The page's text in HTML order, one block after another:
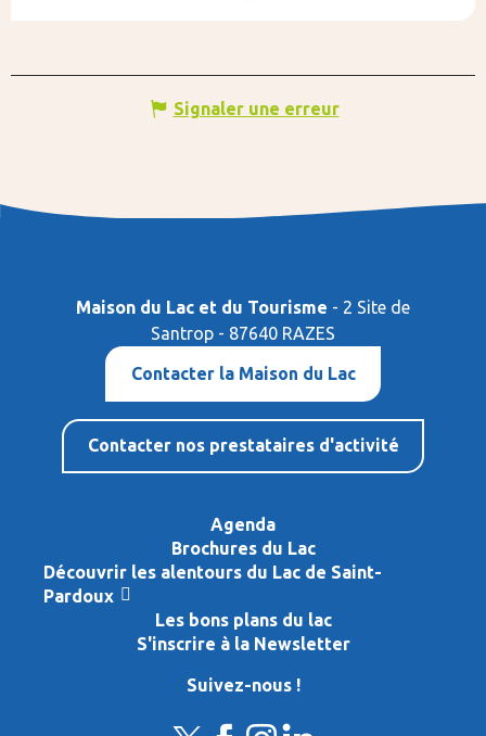
Signaler une erreur
Maison du Lac et du Tourisme - 2 Site de
Santrop - 87640 RAZES
Contacter la Maison du Lac
Contacter nos prestataires d'activité
Agenda
Brochures du Lac
Découvrir les alentours du Lac de Saint-
Pardoux
Les bons plans du lac
S'inscrire à la Newsletter
Suivez-nous !